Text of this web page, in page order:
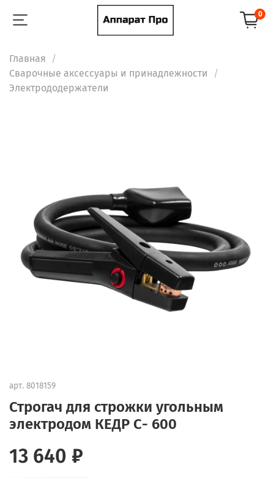
0
Главная
Сварочные аксессуары и принадлежности
Электрододержатели
арт. 8018159
Строгач для строжки угольным
электродом КЕДР С- 600
13 640 ₽